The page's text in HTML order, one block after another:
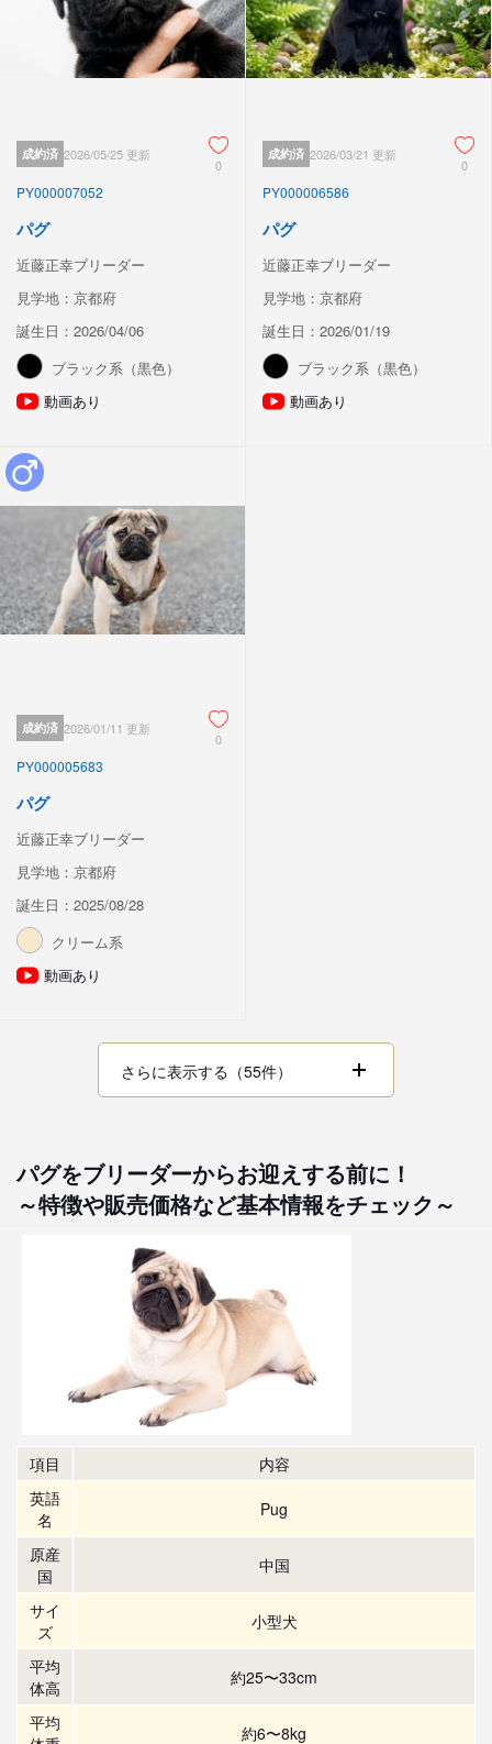
成約済 2026/05/25 更新
0
PY000007052
パグ
近藤正幸ブリーダー
見学地：京都府
誕生日：2026/04/06
ブラック系（黒色）
動画あり
成約済 2026/03/21 更新
0
PY000006586
パグ
近藤正幸ブリーダー
見学地：京都府
誕生日：2026/01/19
ブラック系（黒色）
動画あり
成約済 2026/01/11 更新
0
PY000005683
パグ
近藤正幸ブリーダー
見学地：京都府
誕生日：2025/08/28
クリーム系
動画あり
さらに表示する（55件）
パグをブリーダーからお迎えする前に！
～特徴や販売価格など基本情報をチェック～
項目
内容
英語
名
Pug
原産
国
中国
サイ
ズ
小型犬
平均
体高
約25〜33cm
平均
約6〜8kg